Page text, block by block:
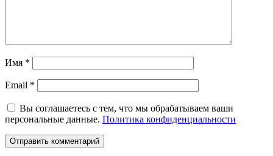
Имя *
Email *
Вы соглашаетесь с тем, что мы обрабатываем ваши
персональные данные. Политика конфиденциальности